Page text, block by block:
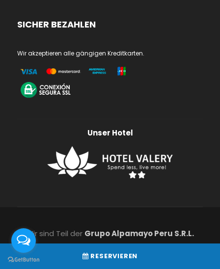
RESERVIEREN
SICHER BEZAHLEN
Wir akzeptieren alle gängigen Kreditkarten.
Unser Hotel
Wir sind Teil der Grupo Alpamayo Peru S.R.L.